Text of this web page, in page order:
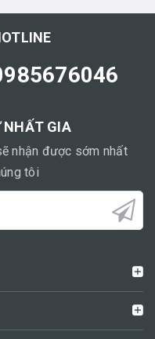
NHẤT GIA
nhận được sớm nhất
tôi